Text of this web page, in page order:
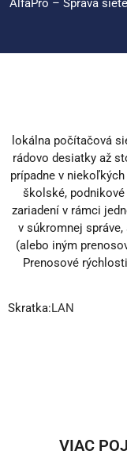
AlfaPro – Správa siete
lokálna počítačová
rádovo desiatky až
prípadne v
školské, podnikové
zariadení v rámci
v súkromnej
(alebo iným
Prenosové
Skratka:LAN
VIAC